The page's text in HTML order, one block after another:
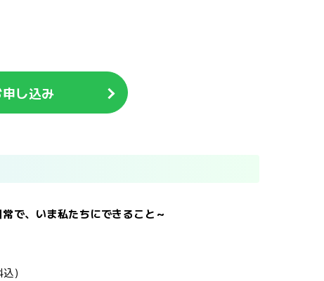
し込み
で、いま私たちにできること ～
)